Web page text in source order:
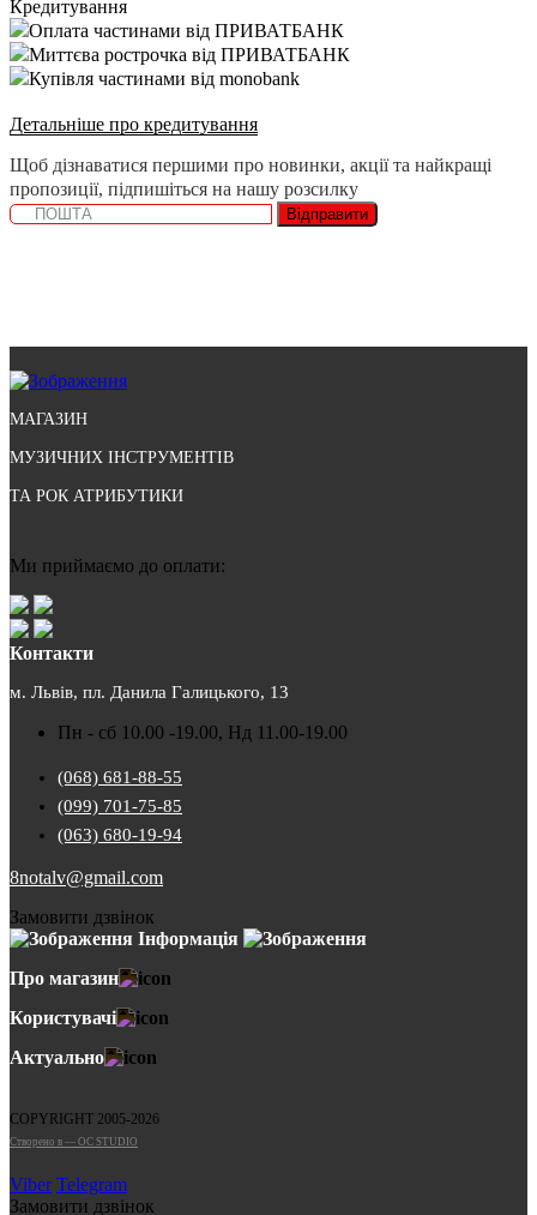
Кредитування
Оплата частинами від ПРИВАТБАНК
Миттєва рострочка від ПРИВАТБАНК
Купівля частинами від monobank
Детальніше про кредитування
Щоб дізнаватися першими про новинки, акції та найкращі
пропозиції, підпишіться на нашу розсилку
Відправити
МАГАЗИН
МУЗИЧНИХ ІНСТРУМЕНТІВ
ТА РОК АТРИБУТИКИ
Ми приймаємо до оплати:
Контакти
м. Львів, пл. Данила Галицького, 13
Пн - сб 10.00 -19.00, Нд 11.00-19.00
(068) 681-88-55
(099) 701-75-85
(063) 680-19-94
8notalv@gmail.com
Замовити дзвінок
Інформація
Про магазин
Користувачі
Актуально
COPYRIGHT 2005-2026
Cтворено в — OC STUDIO
Viber Telegram
Замовити дзвінок